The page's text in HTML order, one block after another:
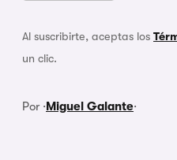
Al suscribirte, aceptas los
un clic.
Por ·Miguel Galante·